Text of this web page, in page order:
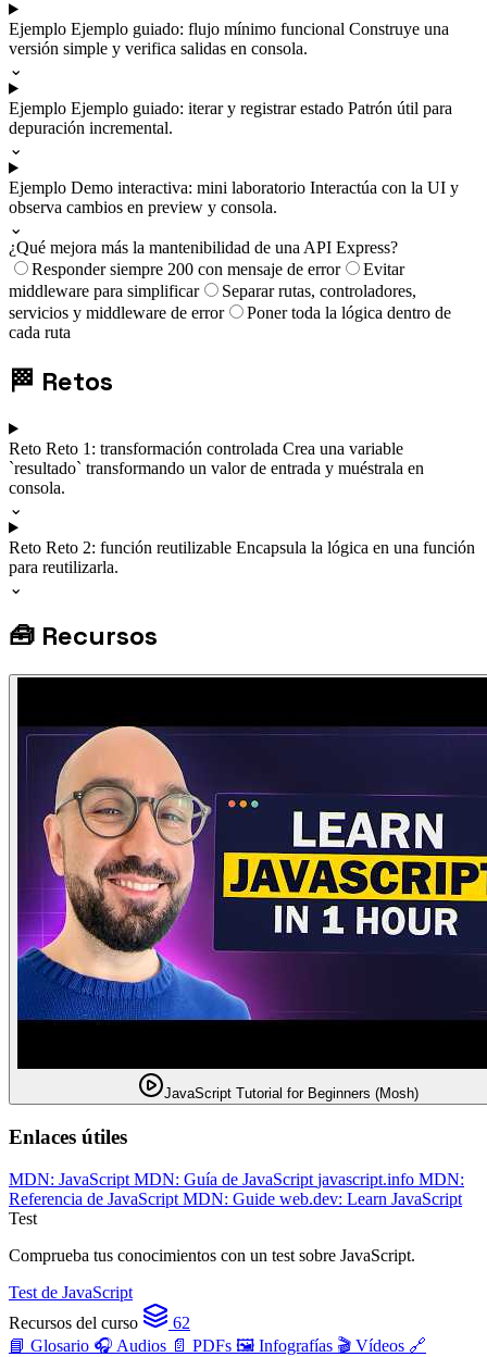
Ejemplo Ejemplo guiado: flujo mínimo funcional Construye una
versión simple y verifica salidas en consola.
⌄
Ejemplo Ejemplo guiado: iterar y registrar estado Patrón útil para
depuración incremental.
⌄
Ejemplo Demo interactiva: mini laboratorio Interactúa con la UI y
observa cambios en preview y consola.
⌄
¿Qué mejora más la mantenibilidad de una API Express?
Responder siempre 200 con mensaje de error
Evitar
middleware para simplificar
Separar rutas, controladores,
servicios y middleware de error
Poner toda la lógica dentro de
cada ruta
🏁 Retos
Reto Reto 1: transformación controlada Crea una variable
`resultado` transformando un valor de entrada y muéstrala en
consola.
⌄
Reto Reto 2: función reutilizable Encapsula la lógica en una función
para reutilizarla.
⌄
🧰 Recursos
JavaScript Tutorial for Beginners (Mosh)
Enlaces útiles
MDN: JavaScript MDN: Guía de JavaScript javascript.info MDN:
Referencia de JavaScript MDN: Guide web.dev: Learn JavaScript
Test
Comprueba tus conocimientos con un test sobre JavaScript.
Test de JavaScript
Recursos del curso
62
📘 Glosario 🎧 Audios 📄 PDFs 🖼️ Infografías 🎬 Vídeos 🔗